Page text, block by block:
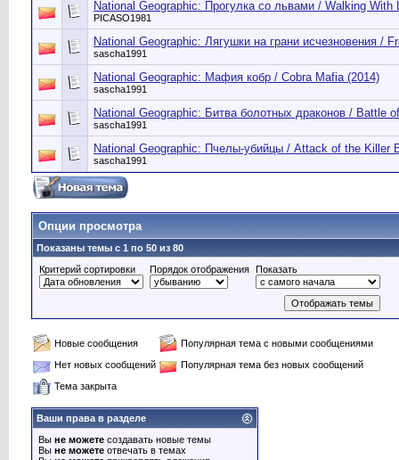
National Geographic: Прогулка со львами / Walking With
PICASO1981
National Geographic: Лягушки на грани исчезновения /
sascha1991
National Geographic: Мафия кобр / Cobra Mafia (2014)
sascha1991
National Geographic: Битва болотных драконов / Battle
sascha1991
National Geographic: Пчелы-убийцы / Attack of the Killer
sascha1991
Опции просмотра
Показаны темы с 1 по 50 из 80
Критерий сортировки
Порядок отображения Показать
Новые сообщения
Популярная тема с новыми сообщениями
Нет новых сообщений
Популярная тема без новых сообщений
Тема закрыта
Ваши права в разделе
Вы не можете создавать новые темы
Вы не можете отвечать в темах